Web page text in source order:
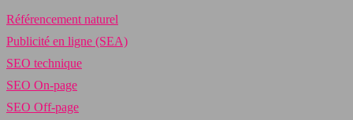
Référencement naturel
Publicité en ligne (SEA)
SEO technique
SEO On-page
SEO Off-page